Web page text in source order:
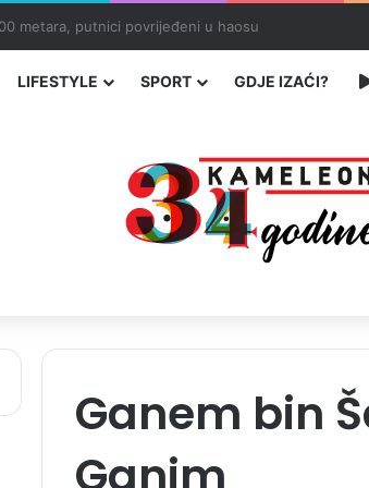
traže poseban status za Memorijalni centar
LIFESTYLE SPORT GDJE IZAĆI?
Ganem bin
Ganim